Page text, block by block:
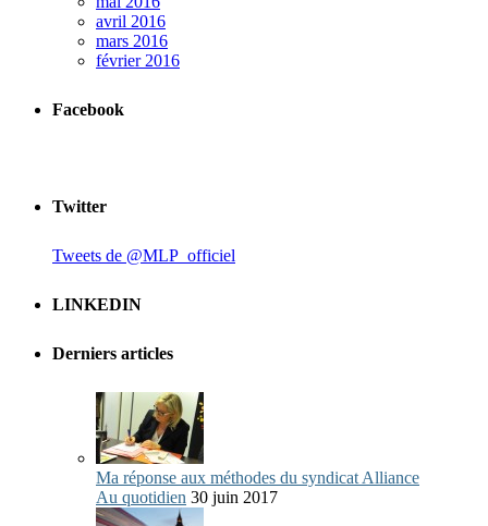
avril 2016
mars 2016
février 2016
Facebook
Twitter
Tweets de @MLP_officiel
LINKEDIN
Derniers articles
Ma réponse aux méthodes du syndicat Alliance
Au quotidien 30 juin 2017